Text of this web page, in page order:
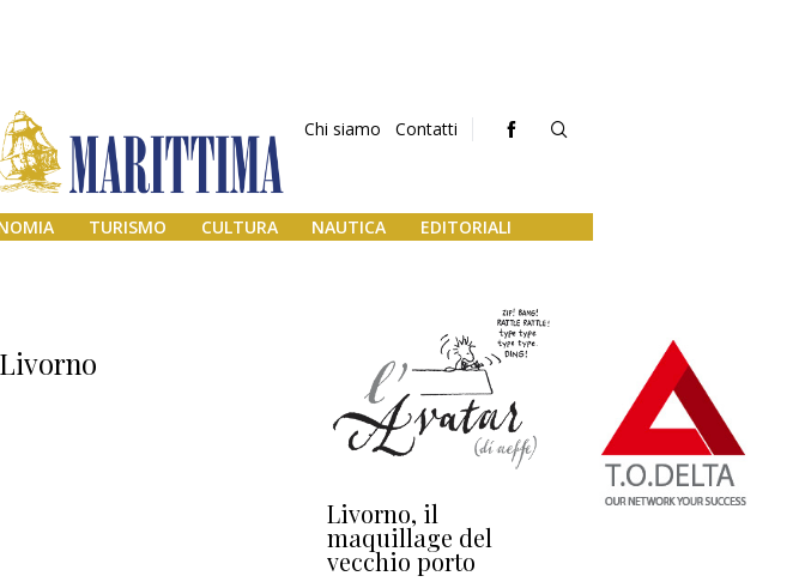
Chi siamo Contatti
TURISMO CULTURA NAUTICA EDITORIALI
Livorno, il
maquillage del
vecchio porto
L’uscita di scena di